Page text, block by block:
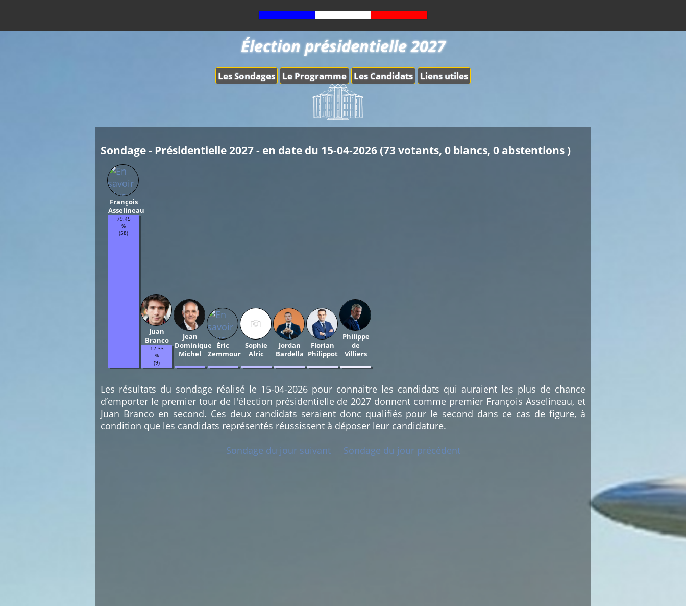
Les Sondages Le Programme Les Candidats Liens utiles
Élection présidentielle 2027
Sondage - Présidentielle 2027 - en date du 15-04-2026 (73 votants, 0 blancs, 0 abstentions )
François
Asselineau
79.45
%
(58)
Juan
Branco
12.33
%
(9)
Jean
Dominique
Michel
1.37
Éric
Zemmour
1.37
Sophie
Alric
1.37
Jordan
Bardella
1.37
Florian
Philippot
1.37
Philippe
de
Villiers
1.37
Les résultats du sondage réalisé le 15-04-2026 pour connaitre les candidats qui auraient les plus de chance
d’emporter le premier tour de l'élection présidentielle de 2027 donnent comme premier François Asselineau, et
Juan Branco en second. Ces deux candidats seraient donc qualifiés pour le second dans ce cas de figure, à
condition que les candidats représentés réussissent à déposer leur candidature.
Sondage du jour suivant
Sondage du jour précédent